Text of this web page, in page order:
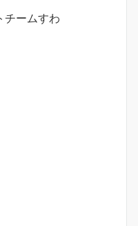
チームすわ